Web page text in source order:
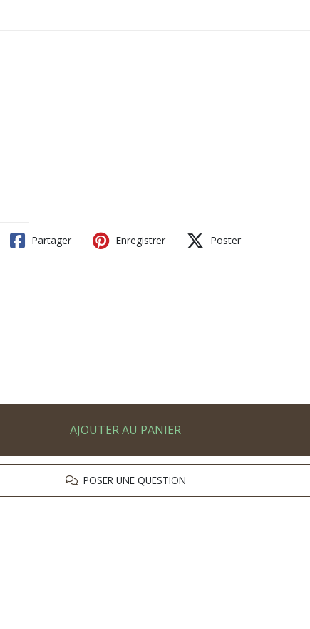
Partager Enregistrer Poster
AJOUTER AU PANIER
POSER UNE QUESTION